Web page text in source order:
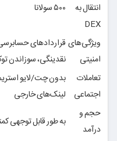
انتقال به
DEX
۵۰۰ سولانا
ویژگی‌های
امنیتی
قراردادهای
نقدینگی، سوزاندن
تعاملات
اجتماعی
بدون چت/لایو
لینک‌های خارجی
حجم و
درآمد
به طور قابل توجهی